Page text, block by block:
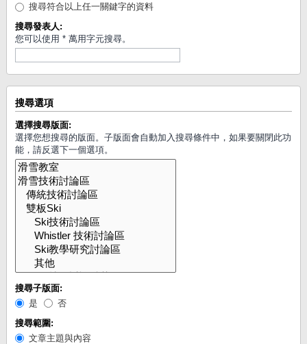
搜尋符合以上任一關鍵字的資料
搜尋發表人:
您可以使用 * 萬用字元搜尋。
搜尋選項
選擇搜尋版面:
選擇您想搜尋的版面。子版面會自動加入搜尋條件中，如果要關閉此功
能，請反選下一個選項。
搜尋子版面:
是
否
搜尋範圍:
文章主題與內容